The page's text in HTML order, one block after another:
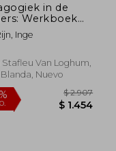
in de
Werkboek
in de
Inge
Van Loghum,
Nuevo